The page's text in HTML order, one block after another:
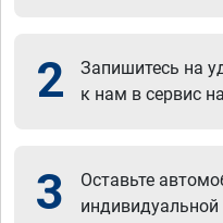
2
Запишитесь на
к нам в сервис
3
Оставьте
индивидуальной